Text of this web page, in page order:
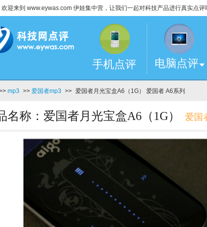
迎来到 www.eywas.com 伊娃集中营，让我们一起对科技产品进行真实点评
手机点评 电脑点评
mp3 >> 爱国者mp3 >> 爱国者月光宝盒A6（1G） 爱国者 A6系列
名称：爱国者月光宝盒A6（1G） 爱国